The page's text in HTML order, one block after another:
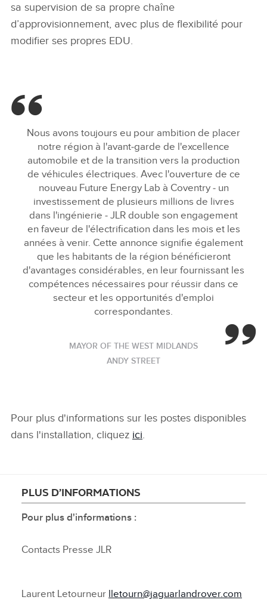
sa supervision de sa propre chaîne
d’approvisionnement, avec plus de flexibilité pour
modifier ses propres EDU.
Nous avons toujours eu pour ambition de placer
notre région à l'avant‑garde de l'excellence
automobile et de la transition vers la production
de véhicules électriques. Avec l'ouverture de ce
nouveau Future Energy Lab à Coventry ‑ un
investissement de plusieurs millions de livres
dans l'ingénierie ‑ JLR double son engagement
en faveur de l'électrification dans les mois et les
années à venir. Cette annonce signifie également
que les habitants de la région bénéficieront
d'avantages considérables, en leur fournissant les
compétences nécessaires pour réussir dans ce
secteur et les opportunités d'emploi
correspondantes.
MAYOR OF THE WEST MIDLANDS
ANDY STREET
Pour plus d'informations sur les postes disponibles
dans l'installation, cliquez ici.
PLUS D’INFORMATIONS
Pour plus d'informations :
Contacts Presse JLR
Laurent Letourneur lletourn@jaguarlandrover.com